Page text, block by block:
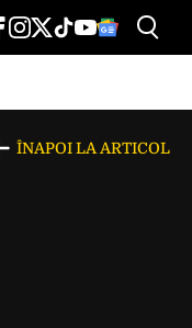
ÎNAPOI LA ARTICOL